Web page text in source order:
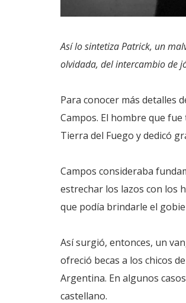
Así lo sintetiza Patrick, un
olvidada, del intercambio de
Para conocer más detalles
Campos. El hombre que
Tierra del Fuego y dedicó
Campos consideraba
estrechar los lazos con los
que podía brindarle el
Así surgió, entonces, un
ofreció becas a los chicos
Argentina. En algunos
castellano.